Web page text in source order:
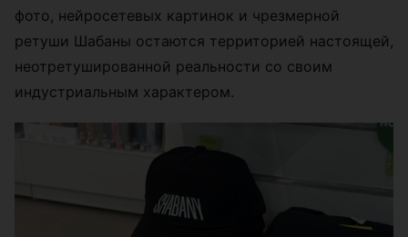
фото, нейросетевых картинок и чрезмерной
ретуши Шабаны остаются территорией настоящей,
неотретушированной реальности со своим
индустриальным характером.